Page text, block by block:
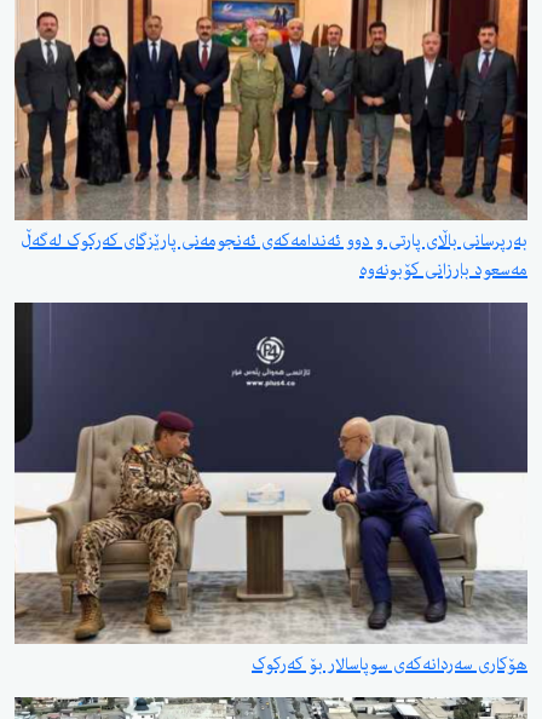
بەرپرسانی باڵای پارتی و دوو ئەندامەکەی ئەنجومەنی پارێزگای کەرکوک لەگەڵ
مەسعود بارزانی کۆبونەوە
هۆکاری سەردانەکەی سوپاسالار بۆ کەرکوک